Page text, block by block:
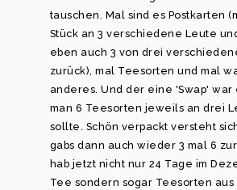
tauschen. Mal sind es Postkarten
Stück an 3 verschiedene Leute
eben auch 3 von drei
zurück), mal Teesorten und mal
anderes. Und der eine 'Swap' war
man 6 Teesorten jeweils an drei
sollte. Schön verpackt versteht
gabs dann auch wieder 3 mal 6
hab jetzt nicht nur 24 Tage im
Tee sondern sogar Teesorten